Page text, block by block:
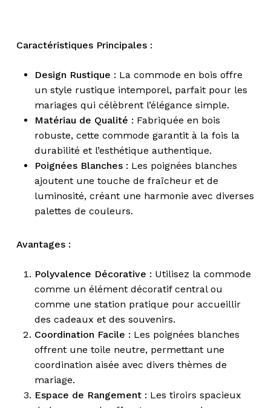
Caractéristiques Principales :
Design Rustique : La commode en bois offre
un style rustique intemporel, parfait pour les
mariages qui célèbrent l’élégance simple.
Matériau de Qualité : Fabriquée en bois
robuste, cette commode garantit à la fois la
durabilité et l’esthétique authentique.
Poignées Blanches : Les poignées blanches
ajoutent une touche de fraîcheur et de
luminosité, créant une harmonie avec diverses
palettes de couleurs.
Avantages :
Polyvalence Décorative : Utilisez la commode
comme un élément décoratif central ou
comme une station pratique pour accueillir
des cadeaux et des souvenirs.
Coordination Facile : Les poignées blanches
offrent une toile neutre, permettant une
coordination aisée avec divers thèmes de
mariage.
Espace de Rangement : Les tiroirs spacieux